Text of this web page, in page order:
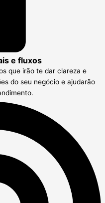
e fluxos
que irão te dar clareza e
do seu negócio e ajudarão